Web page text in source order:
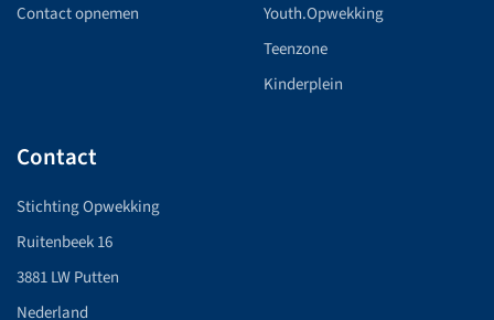
Contact opnemen
Youth.Opwekking
Teenzone
Kinderplein
Contact
Stichting Opwekking
Ruitenbeek 16
3881 LW Putten
Nederland